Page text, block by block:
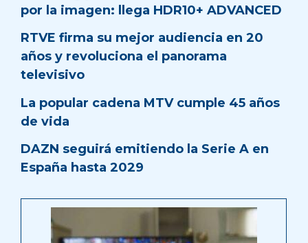
por la imagen: llega HDR10+ ADVANCED
RTVE firma su mejor audiencia en 20
años y revoluciona el panorama
televisivo
La popular cadena MTV cumple 45 años
de vida
DAZN seguirá emitiendo la Serie A en
España hasta 2029